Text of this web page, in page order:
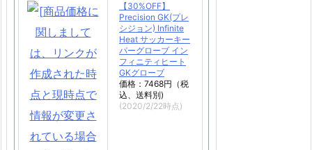
【30%OFF】
Precision GK(プレ
シジョン) Infinite
Heat サッカーキー
パーグローブ イン
フィニティヒート
GKグローブ
価格：7468円（税
込、送料別)
(2020/2/22時点)